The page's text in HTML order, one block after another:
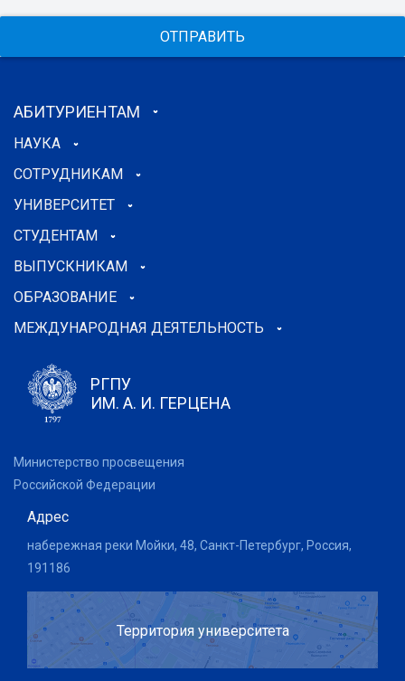
ОТПРАВИТЬ
АБИТУРИЕНТАМ
НАУКА
СОТРУДНИКАМ
УНИВЕРСИТЕТ
СТУДЕНТАМ
ВЫПУСКНИКАМ
ОБРАЗОВАНИЕ
МЕЖДУНАРОДНАЯ ДЕЯТЕЛЬНОСТЬ
РГПУ
ИМ. А. И. ГЕРЦЕНА
Министерство просвещения
Российской Федерации
Адрес
набережная реки Мойки, 48, Санкт-Петербург, Россия,
191186
Территория университета